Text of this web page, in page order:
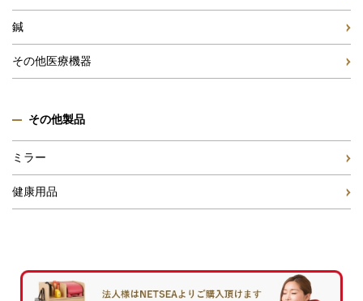
鍼
その他医療機器
その他製品
ミラー
健康用品